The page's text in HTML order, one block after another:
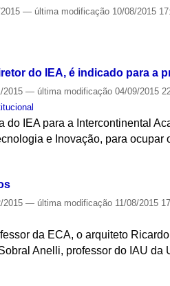
2015— última modificação 10/08/2015
do IEA, é indicado para a
2015— última modificação 04/09/2015
do IEA para a Intercontinental
e Inovação, para ocupar
2015— última modificação 11/08/2015
da ECA, o arquiteto
Anelli, professor do IAU